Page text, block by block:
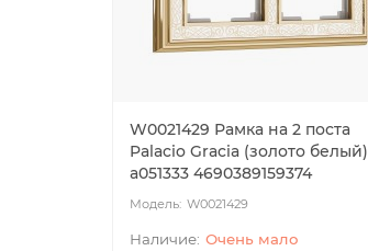
W0021429 Рамка на 2 поста
Palacio Gracia (золото белый)
a051333 4690389159374
W0021429
Очень мало